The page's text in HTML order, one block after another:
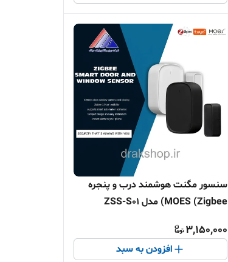
سنسور مگنت هوشمند درب و پنجره
MOES (Zigbee) مدل ZSS-S01
3,150,000
افزودن به سبد